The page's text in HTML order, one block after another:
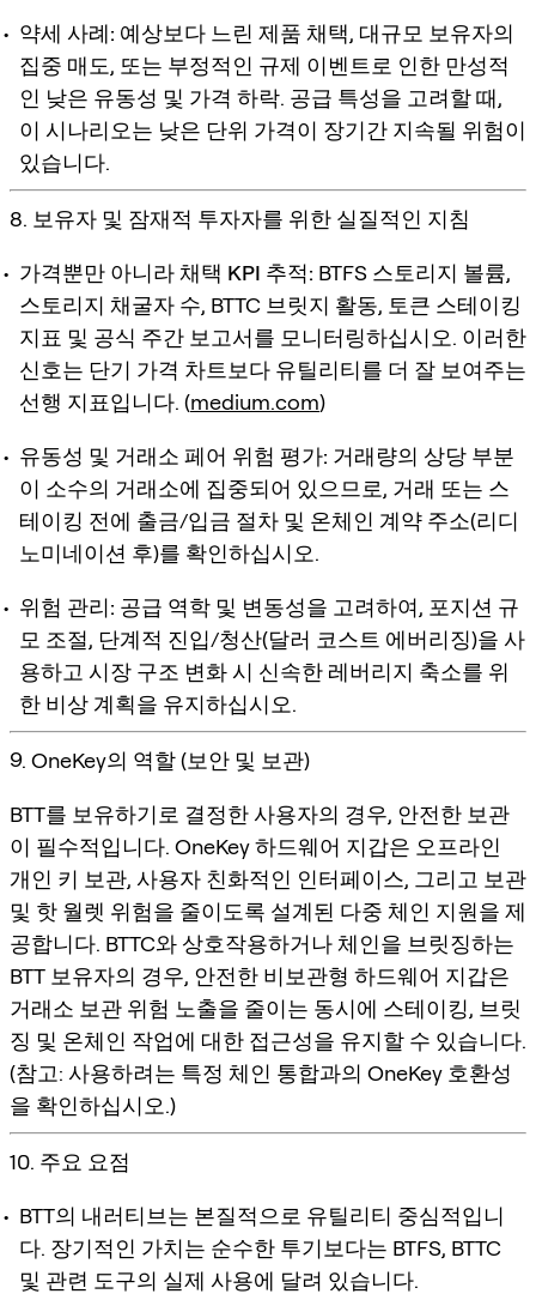
약세 사례: 예상보다 느린 제품 채택, 대규모 보유자의
집중 매도, 또는 부정적인 규제 이벤트로 인한 만성적
인 낮은 유동성 및 가격 하락. 공급 특성을 고려할 때,
이 시나리오는 낮은 단위 가격이 장기간 지속될 위험이
있습니다.
8. 보유자 및 잠재적 투자자를 위한 실질적인 지침
가격뿐만 아니라 채택 KPI 추적: BTFS 스토리지 볼륨,
스토리지 채굴자 수, BTTC 브릿지 활동, 토큰 스테이킹
지표 및 공식 주간 보고서를 모니터링하십시오. 이러한
신호는 단기 가격 차트보다 유틸리티를 더 잘 보여주는
선행 지표입니다. (medium.com)
유동성 및 거래소 페어 위험 평가: 거래량의 상당 부분
이 소수의 거래소에 집중되어 있으므로, 거래 또는 스
테이킹 전에 출금/입금 절차 및 온체인 계약 주소(리디
노미네이션 후)를 확인하십시오.
위험 관리: 공급 역학 및 변동성을 고려하여, 포지션 규
모 조절, 단계적 진입/청산(달러 코스트 에버리징)을 사
용하고 시장 구조 변화 시 신속한 레버리지 축소를 위
한 비상 계획을 유지하십시오.
9. OneKey의 역할 (보안 및 보관)
BTT를 보유하기로 결정한 사용자의 경우, 안전한 보관
이 필수적입니다. OneKey 하드웨어 지갑은 오프라인
개인 키 보관, 사용자 친화적인 인터페이스, 그리고 보관
및 핫 월렛 위험을 줄이도록 설계된 다중 체인 지원을 제
공합니다. BTTC와 상호작용하거나 체인을 브릿징하는
BTT 보유자의 경우, 안전한 비보관형 하드웨어 지갑은
거래소 보관 위험 노출을 줄이는 동시에 스테이킹, 브릿
징 및 온체인 작업에 대한 접근성을 유지할 수 있습니다.
(참고: 사용하려는 특정 체인 통합과의 OneKey 호환성
을 확인하십시오.)
10. 주요 요점
BTT의 내러티브는 본질적으로 유틸리티 중심적입니
다. 장기적인 가치는 순수한 투기보다는 BTFS, BTTC
및 관련 도구의 실제 사용에 달려 있습니다.